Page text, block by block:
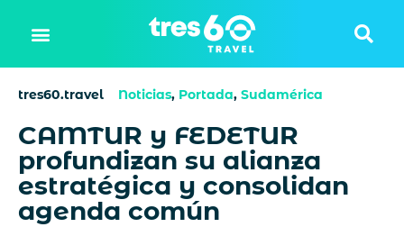
tres60.travel Noticias, Portada, Sudamérica
CAMTUR y FEDETUR
profundizan su alianza
estratégica y consolidan
agenda común